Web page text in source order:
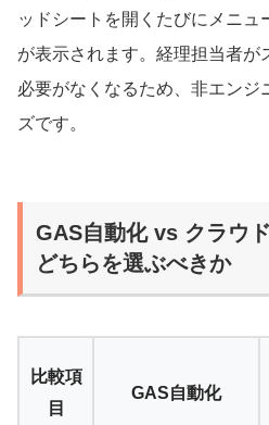
ッドシートを開くたびにメニュ
が表示されます。経理担当者が
必要がなくなるため、非エンジ
ズです。
GAS自動化 vs クラウ
どちらを選ぶべきか
比較項
目
GAS自動化